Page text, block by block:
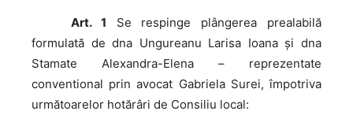
Art. 1 Se respinge plângerea prealabilă
formulată de dna Ungureanu Larisa Ioana și dna
Stamate Alexandra-Elena – reprezentate
conventional prin avocat Gabriela Surei, împotriva
următoarelor hotărâri de Consiliu local: